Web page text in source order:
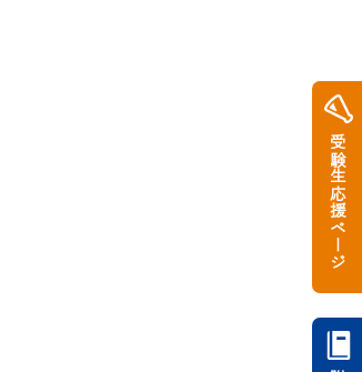
受験生応援ページ